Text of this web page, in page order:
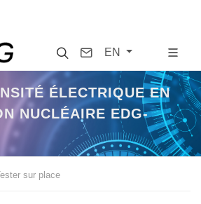
SearchContact
EN
ÉLECTRIQUE EN
NUCLÉAIRE EDG-
sur place